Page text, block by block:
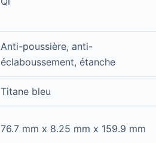
Anti-poussière, anti-
éclaboussement, étanche
Titane bleu
76.7 mm x 8.25 mm x 159.9 mm